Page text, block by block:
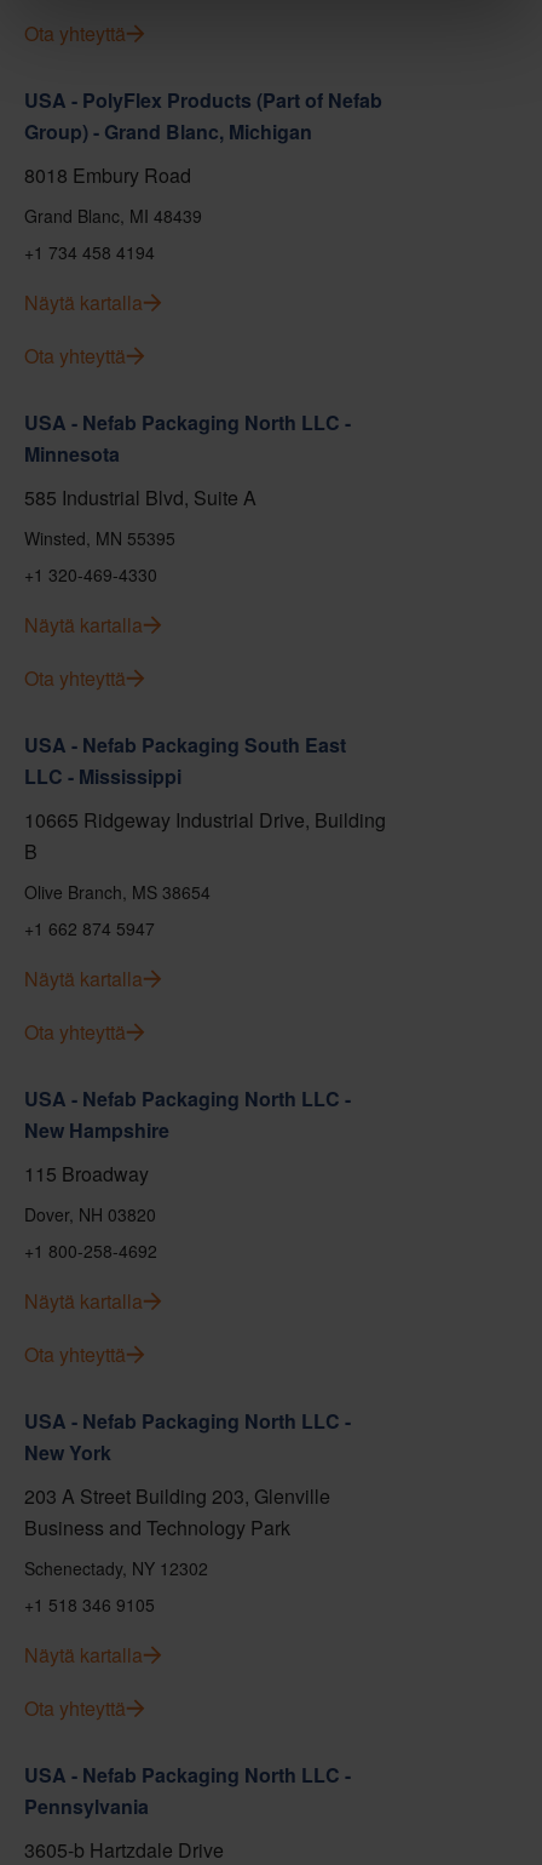
Ota yhteyttä
USA - PolyFlex Products (Part of Nefab
Group) - Grand Blanc, Michigan
8018 Embury Road
Grand Blanc, MI 48439
+1 734 458 4194
Näytä kartalla
Ota yhteyttä
USA - Nefab Packaging North LLC -
Minnesota
585 Industrial Blvd, Suite A
Winsted, MN 55395
+1 320-469-4330
Näytä kartalla
Ota yhteyttä
USA - Nefab Packaging South East
LLC - Mississippi
10665 Ridgeway Industrial Drive, Building
B
Olive Branch, MS 38654
+1 662 874 5947
Näytä kartalla
Ota yhteyttä
USA - Nefab Packaging North LLC -
New Hampshire
115 Broadway
Dover, NH 03820
+1 800-258-4692
Näytä kartalla
Ota yhteyttä
USA - Nefab Packaging North LLC -
New York
203 A Street Building 203, Glenville
Business and Technology Park
Schenectady, NY 12302
+1 518 346 9105
Näytä kartalla
Ota yhteyttä
USA - Nefab Packaging North LLC -
Pennsylvania
3605-b Hartzdale Drive